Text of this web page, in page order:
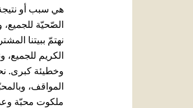
هي سبب أو
الصّحيّة
نهتمّ ببيتنا
الكريم للجميع،
وخطيئة كبرى.
المواقف،
ملكوت محبّة